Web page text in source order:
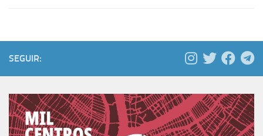
SEGUIR: